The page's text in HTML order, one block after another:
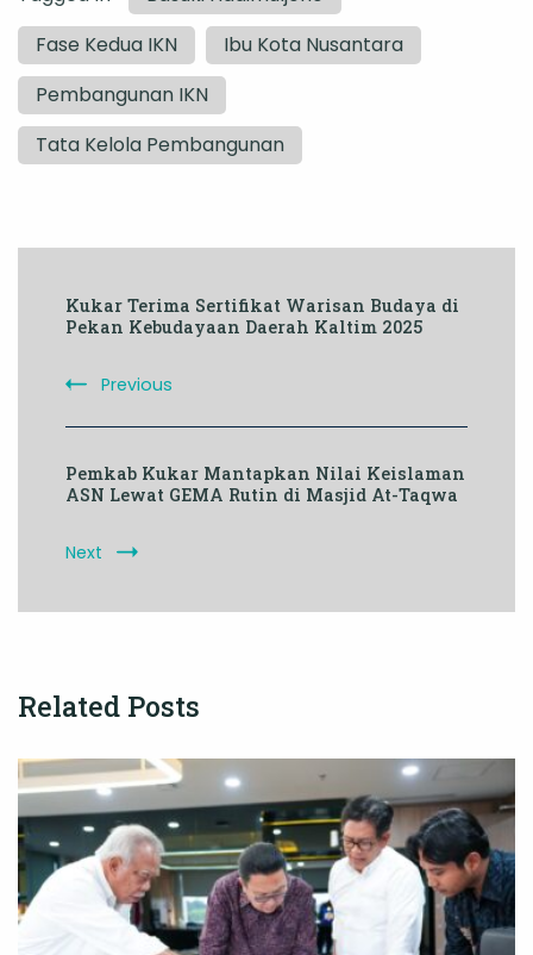
Fase Kedua IKN
Ibu Kota Nusantara
Pembangunan IKN
Tata Kelola Pembangunan
Navigation
Kukar Terima Sertifikat Warisan Budaya di
Pekan Kebudayaan Daerah Kaltim 2025
Previous
Pemkab Kukar Mantapkan Nilai Keislaman
ASN Lewat GEMA Rutin di Masjid At-Taqwa
Next
Related Posts